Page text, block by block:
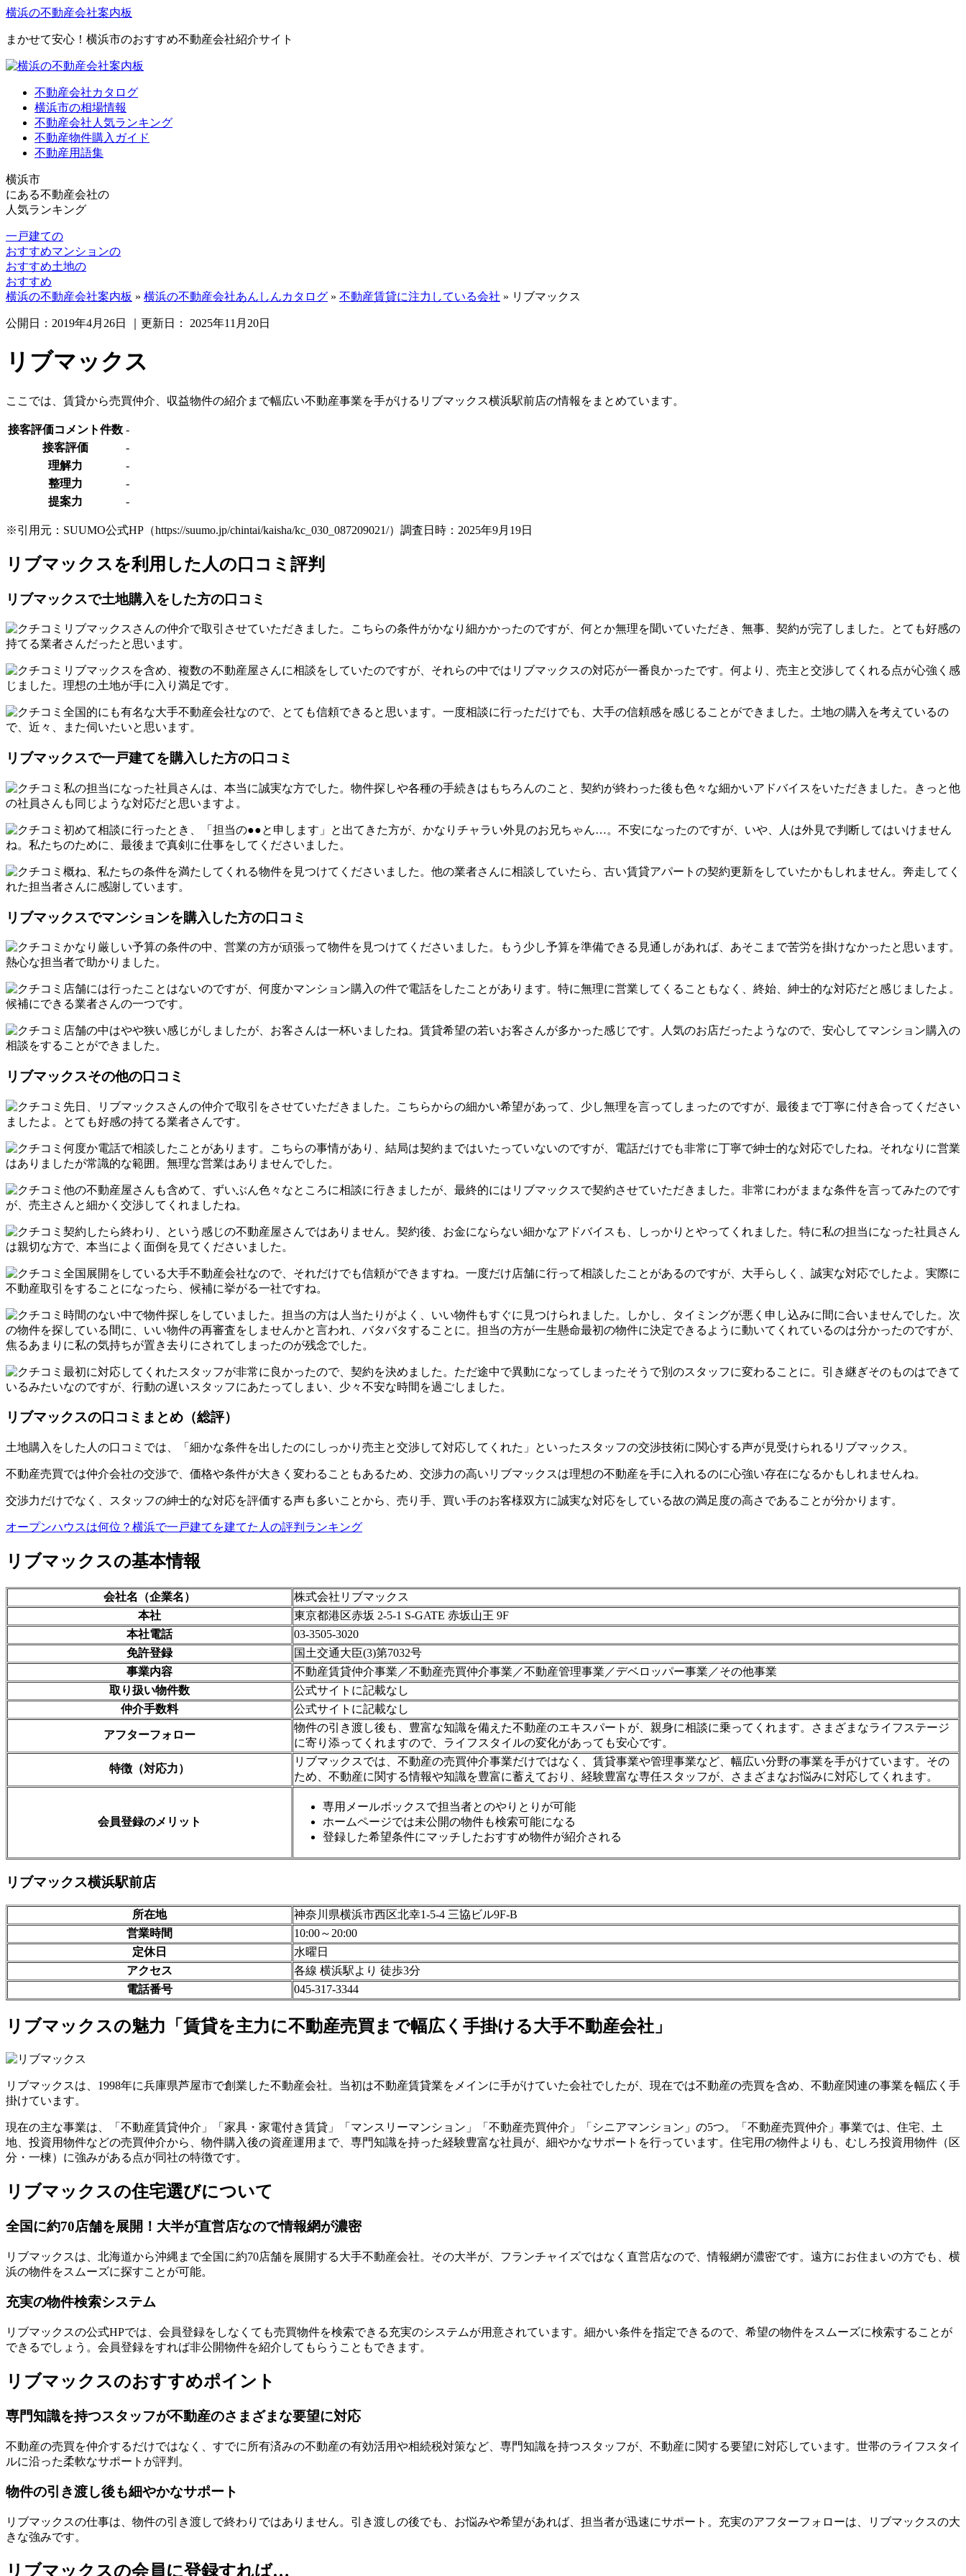
横浜の不動産会社案内板
まかせて安心！横浜市のおすすめ不動産会社紹介サイト
不動産会社カタログ
横浜市の相場情報
不動産会社人気ランキング
不動産物件購入ガイド
不動産用語集
横浜市
にある不動産会社の
人気ランキング
一戸建ての
おすすめマンションの
おすすめ土地の
おすすめ
横浜の不動産会社案内板 » 横浜の不動産会社あんしんカタログ » 不動産賃貸に注力している会社 » リブマックス
公開日： 2019年4月26日 ｜更新日： 2025年11月20日
リブマックス
ここでは、賃貸から売買仲介、収益物件の紹介まで幅広い不動産事業を手がけるリブマックス横浜駅前店の情報をまとめています。
接客評価コメント件数 -
接客評価
-
理解力
-
整理力
-
提案力
-
※引用元：SUUMO公式HP（https://suumo.jp/chintai/kaisha/kc_030_087209021/）調査日時：2025年9月19日
リブマックスを利用した人の口コミ評判
リブマックスで土地購入をした方の口コミ
リブマックスさんの仲介で取引させていただきました。こちらの条件がかなり細かかったのですが、何とか無理を聞いていただき、無事、契約が完了しました。とても好感の
持てる業者さんだったと思います。
リブマックスを含め、複数の不動産屋さんに相談をしていたのですが、それらの中ではリブマックスの対応が一番良かったです。何より、売主と交渉してくれる点が心強く感
じました。理想の土地が手に入り満足です。
全国的にも有名な大手不動産会社なので、とても信頼できると思います。一度相談に行っただけでも、大手の信頼感を感じることができました。土地の購入を考えているの
で、近々、また伺いたいと思います。
リブマックスで一戸建てを購入した方の口コミ
私の担当になった社員さんは、本当に誠実な方でした。物件探しや各種の手続きはもちろんのこと、契約が終わった後も色々な細かいアドバイスをいただきました。きっと他
の社員さんも同じような対応だと思いますよ。
初めて相談に行ったとき、「担当の●●と申します」と出てきた方が、かなりチャラい外見のお兄ちゃん…。不安になったのですが、いや、人は外見で判断してはいけません
ね。私たちのために、最後まで真剣に仕事をしてくださいました。
概ね、私たちの条件を満たしてくれる物件を見つけてくださいました。他の業者さんに相談していたら、古い賃貸アパートの契約更新をしていたかもしれません。奔走してく
れた担当者さんに感謝しています。
リブマックスでマンションを購入した方の口コミ
かなり厳しい予算の条件の中、営業の方が頑張って物件を見つけてくださいました。もう少し予算を準備できる見通しがあれば、あそこまで苦労を掛けなかったと思います。
熱心な担当者で助かりました。
店舗には行ったことはないのですが、何度かマンション購入の件で電話をしたことがあります。特に無理に営業してくることもなく、終始、紳士的な対応だと感じましたよ。
候補にできる業者さんの一つです。
店舗の中はやや狭い感じがしましたが、お客さんは一杯いましたね。賃貸希望の若いお客さんが多かった感じです。人気のお店だったようなので、安心してマンション購入の
相談をすることができました。
リブマックスその他の口コミ
先日、リブマックスさんの仲介で取引をさせていただきました。こちらからの細かい希望があって、少し無理を言ってしまったのですが、最後まで丁寧に付き合ってください
ましたよ。とても好感の持てる業者さんです。
何度か電話で相談したことがあります。こちらの事情があり、結局は契約まではいたっていないのですが、電話だけでも非常に丁寧で紳士的な対応でしたね。それなりに営業
はありましたが常識的な範囲。無理な営業はありませんでした。
他の不動産屋さんも含めて、ずいぶん色々なところに相談に行きましたが、最終的にはリブマックスで契約させていただきました。非常にわがままな条件を言ってみたのです
が、売主さんと細かく交渉してくれましたね。
契約したら終わり、という感じの不動産屋さんではありません。契約後、お金にならない細かなアドバイスも、しっかりとやってくれました。特に私の担当になった社員さん
は親切な方で、本当によく面倒を見てくださいました。
全国展開をしている大手不動産会社なので、それだけでも信頼ができますね。一度だけ店舗に行って相談したことがあるのですが、大手らしく、誠実な対応でしたよ。実際に
不動産取引をすることになったら、候補に挙がる一社ですね。
時間のない中で物件探しをしていました。担当の方は人当たりがよく、いい物件もすぐに見つけられました。しかし、タイミングが悪く申し込みに間に合いませんでした。次
の物件を探している間に、いい物件の再審査をしませんかと言われ、バタバタすることに。担当の方が一生懸命最初の物件に決定できるように動いてくれているのは分かったのですが、
焦るあまりに私の気持ちが置き去りにされてしまったのが残念でした。
最初に対応してくれたスタッフが非常に良かったので、契約を決めました。ただ途中で異動になってしまったそうで別のスタッフに変わることに。引き継ぎそのものはできて
いるみたいなのですが、行動の遅いスタッフにあたってしまい、少々不安な時間を過ごしました。
リブマックスの口コミまとめ（総評）
土地購入をした人の口コミでは、「細かな条件を出したのにしっかり売主と交渉して対応してくれた」といったスタッフの交渉技術に関心する声が見受けられるリブマックス。
不動産売買では仲介会社の交渉で、価格や条件が大きく変わることもあるため、交渉力の高いリブマックスは理想の不動産を手に入れるのに心強い存在になるかもしれませんね。
交渉力だけでなく、スタッフの紳士的な対応を評価する声も多いことから、売り手、買い手のお客様双方に誠実な対応をしている故の満足度の高さであることが分かります。
オープンハウスは何位？横浜で一戸建てを建てた人の評判ランキング
リブマックスの基本情報
会社名（企業名）
株式会社リブマックス
本社
東京都港区赤坂 2-5-1 S-GATE 赤坂山王 9F
本社電話
03-3505-3020
免許登録
国土交通大臣(3)第7032号
事業内容
不動産賃貸仲介事業／不動産売買仲介事業／不動産管理事業／デベロッパー事業／その他事業
取り扱い物件数
公式サイトに記載なし
仲介手数料
公式サイトに記載なし
アフターフォロー
物件の引き渡し後も、豊富な知識を備えた不動産のエキスパートが、親身に相談に乗ってくれます。さまざまなライフステージ
に寄り添ってくれますので、ライフスタイルの変化があっても安心です。
特徴（対応力）
リブマックスでは、不動産の売買仲介事業だけではなく、賃貸事業や管理事業など、幅広い分野の事業を手がけています。その
ため、不動産に関する情報や知識を豊富に蓄えており、経験豊富な専任スタッフが、さまざまなお悩みに対応してくれます。
会員登録のメリット
専用メールボックスで担当者とのやりとりが可能
ホームページでは未公開の物件も検索可能になる
登録した希望条件にマッチしたおすすめ物件が紹介される
リブマックス横浜駅前店
所在地
神奈川県横浜市西区北幸1-5-4 三協ビル9F-B
営業時間
10:00～20:00
定休日
水曜日
アクセス
各線 横浜駅より 徒歩3分
電話番号
045-317-3344
リブマックスの魅力「賃貸を主力に不動産売買まで幅広く手掛ける大手不動産会社」
リブマックスは、1998年に兵庫県芦屋市で創業した不動産会社。当初は不動産賃貸業をメインに手がけていた会社でしたが、現在では不動産の売買を含め、不動産関連の事業を幅広く手
掛けています。
現在の主な事業は、「不動産賃貸仲介」「家具・家電付き賃貸」「マンスリーマンション」「不動産売買仲介」「シニアマンション」の5つ。「不動産売買仲介」事業では、住宅、土
地、投資用物件などの売買仲介から、物件購入後の資産運用まで、専門知識を持った経験豊富な社員が、細やかなサポートを行っています。住宅用の物件よりも、むしろ投資用物件（区
分・一棟）に強みがある点が同社の特徴です。
リブマックスの住宅選びについて
全国に約70店舗を展開！大半が直営店なので情報網が濃密
リブマックスは、北海道から沖縄まで全国に約70店舗を展開する大手不動産会社。その大半が、フランチャイズではなく直営店なので、情報網が濃密です。遠方にお住まいの方でも、横
浜の物件をスムーズに探すことが可能。
充実の物件検索システム
リブマックスの公式HPでは、会員登録をしなくても売買物件を検索できる充実のシステムが用意されています。細かい条件を指定できるので、希望の物件をスムーズに検索することが
できるでしょう。会員登録をすれば非公開物件を紹介してもらうこともできます。
リブマックスのおすすめポイント
専門知識を持つスタッフが不動産のさまざまな要望に対応
不動産の売買を仲介するだけではなく、すでに所有済みの不動産の有効活用や相続税対策など、専門知識を持つスタッフが、不動産に関する要望に対応しています。世帯のライフスタイ
ルに沿った柔軟なサポートが評判。
物件の引き渡し後も細やかなサポート
リブマックスの仕事は、物件の引き渡しで終わりではありません。引き渡しの後でも、お悩みや希望があれば、担当者が迅速にサポート。充実のアフターフォローは、リブマックスの大
きな強みです。
リブマックスの会員に登録すれば…